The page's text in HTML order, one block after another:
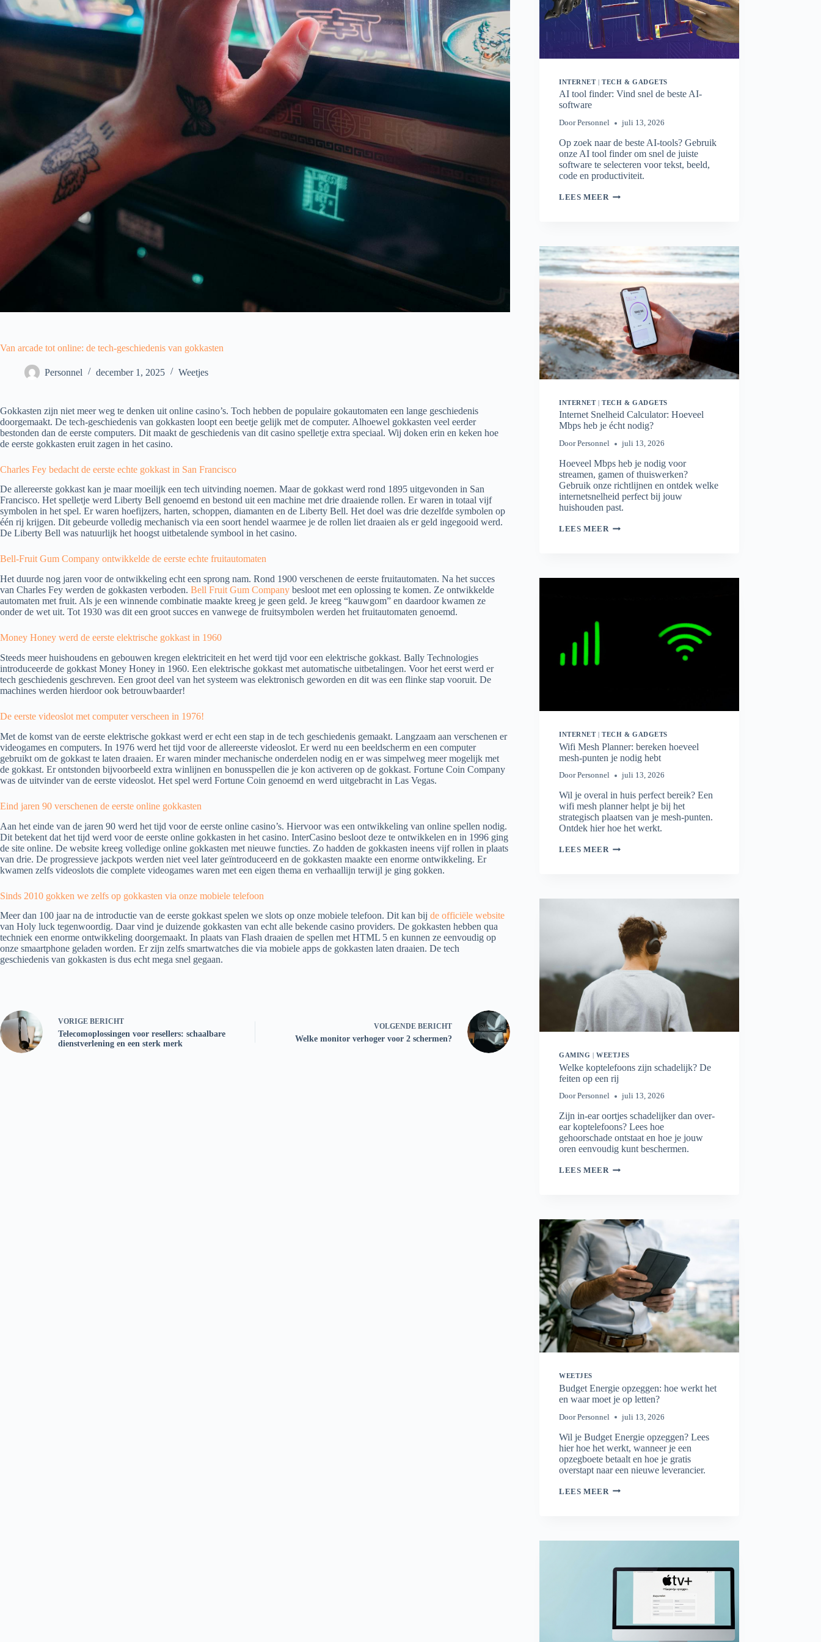
Van arcade tot online: de tech-geschiedenis van gokkasten
Personnel december 1, 2025 Weetjes
Gokkasten zijn niet meer weg te denken uit online casino’s. Toch hebben de populaire gokautomaten een lange geschiedenis
doorgemaakt. De tech-geschiedenis van gokkasten loopt een beetje gelijk met de computer. Alhoewel gokkasten veel eerder
bestonden dan de eerste computers. Dit maakt de geschiedenis van dit casino spelletje extra speciaal. Wij doken erin en keken hoe
de eerste gokkasten eruit zagen in het casino.
Charles Fey bedacht de eerste echte gokkast in San Francisco
De allereerste gokkast kan je maar moeilijk een tech uitvinding noemen. Maar de gokkast werd rond 1895 uitgevonden in San
Francisco. Het spelletje werd Liberty Bell genoemd en bestond uit een machine met drie draaiende rollen. Er waren in totaal vijf
symbolen in het spel. Er waren hoefijzers, harten, schoppen, diamanten en de Liberty Bell. Het doel was drie dezelfde symbolen op
één rij krijgen. Dit gebeurde volledig mechanisch via een soort hendel waarmee je de rollen liet draaien als er geld ingegooid werd.
De Liberty Bell was natuurlijk het hoogst uitbetalende symbool in het casino.
Bell-Fruit Gum Company ontwikkelde de eerste echte fruitautomaten
Het duurde nog jaren voor de ontwikkeling echt een sprong nam. Rond 1900 verschenen de eerste fruitautomaten. Na het succes
van Charles Fey werden de gokkasten verboden. Bell Fruit Gum Company besloot met een oplossing te komen. Ze ontwikkelde
automaten met fruit. Als je een winnende combinatie maakte kreeg je geen geld. Je kreeg “kauwgom” en daardoor kwamen ze
onder de wet uit. Tot 1930 was dit een groot succes en vanwege de fruitsymbolen werden het fruitautomaten genoemd.
Money Honey werd de eerste elektrische gokkast in 1960
Steeds meer huishoudens en gebouwen kregen elektriciteit en het werd tijd voor een elektrische gokkast. Bally Technologies
introduceerde de gokkast Money Honey in 1960. Een elektrische gokkast met automatische uitbetalingen. Voor het eerst werd er
tech geschiedenis geschreven. Een groot deel van het systeem was elektronisch geworden en dit was een flinke stap vooruit. De
machines werden hierdoor ook betrouwbaarder!
De eerste videoslot met computer verscheen in 1976!
Met de komst van de eerste elektrische gokkast werd er echt een stap in de tech geschiedenis gemaakt. Langzaam aan verschenen er
videogames en computers. In 1976 werd het tijd voor de allereerste videoslot. Er werd nu een beeldscherm en een computer
gebruikt om de gokkast te laten draaien. Er waren minder mechanische onderdelen nodig en er was simpelweg meer mogelijk met
de gokkast. Er ontstonden bijvoorbeeld extra winlijnen en bonusspellen die je kon activeren op de gokkast. Fortune Coin Company
was de uitvinder van de eerste videoslot. Het spel werd Fortune Coin genoemd en werd uitgebracht in Las Vegas.
Eind jaren 90 verschenen de eerste online gokkasten
Aan het einde van de jaren 90 werd het tijd voor de eerste online casino’s. Hiervoor was een ontwikkeling van online spellen nodig.
Dit betekent dat het tijd werd voor de eerste online gokkasten in het casino. InterCasino besloot deze te ontwikkelen en in 1996 ging
de site online. De website kreeg volledige online gokkasten met nieuwe functies. Zo hadden de gokkasten ineens vijf rollen in plaats
van drie. De progressieve jackpots werden niet veel later geïntroduceerd en de gokkasten maakte een enorme ontwikkeling. Er
kwamen zelfs videoslots die complete videogames waren met een eigen thema en verhaallijn terwijl je ging gokken.
Sinds 2010 gokken we zelfs op gokkasten via onze mobiele telefoon
Meer dan 100 jaar na de introductie van de eerste gokkast spelen we slots op onze mobiele telefoon. Dit kan bij de officiële website
van Holy luck tegenwoordig. Daar vind je duizende gokkasten van echt alle bekende casino providers. De gokkasten hebben qua
techniek een enorme ontwikkeling doorgemaakt. In plaats van Flash draaien de spellen met HTML 5 en kunnen ze eenvoudig op
onze smaartphone geladen worden. Er zijn zelfs smartwatches die via mobiele apps de gokkasten laten draaien. De tech
geschiedenis van gokkasten is dus echt mega snel gegaan.
VORIGE BERICHT
Telecomoplossingen voor resellers: schaalbare
dienstverlening en een sterk merk
VOLGENDE BERICHT
Welke monitor verhoger voor 2 schermen?
INTERNET|TECH & GADGETS
AI tool finder: Vind snel de beste AI-
software
Door Personnel juli 13, 2026
Op zoek naar de beste AI-tools? Gebruik
onze AI tool finder om snel de juiste
software te selecteren voor tekst, beeld,
code en productiviteit.
LEES MEER AI
BESTE
AI-
SOFTWARE
INTERNET|TECH & GADGETS
Internet Snelheid Calculator: Hoeveel
Mbps heb je écht nodig?
Door Personnel juli 13, 2026
Hoeveel Mbps heb je nodig voor
streamen, gamen of thuiswerken?
Gebruik onze richtlijnen en ontdek welke
internetsnelheid perfect bij jouw
huishouden past.
LEES MEER INTERNET
INTERNET|TECH & GADGETS
Wifi Mesh Planner: bereken hoeveel
mesh-punten je nodig hebt
Door Personnel juli 13, 2026
Wil je overal in huis perfect bereik? Een
wifi mesh planner helpt je bij het
strategisch plaatsen van je mesh-punten.
Ontdek hier hoe het werkt.
LEES MEER WIFI
NODIG
HEBT
GAMING |WEETJES
Welke koptelefoons zijn schadelijk? De
feiten op een rij
Door Personnel juli 13, 2026
Zijn in-ear oortjes schadelijker dan over-
ear koptelefoons? Lees hoe
gehoorschade ontstaat en hoe je jouw
oren eenvoudig kunt beschermen.
LEES MEER WELKE
OP
EEN
WEETJES
Budget Energie opzeggen: hoe werkt het
en waar moet je op letten?
Door Personnel juli 13, 2026
Wil je Budget Energie opzeggen? Lees
hier hoe het werkt, wanneer je een
opzegboete betaalt en hoe je gratis
overstapt naar een nieuwe leverancier.
LEES MEER BUDGET
JE
LETTEN?